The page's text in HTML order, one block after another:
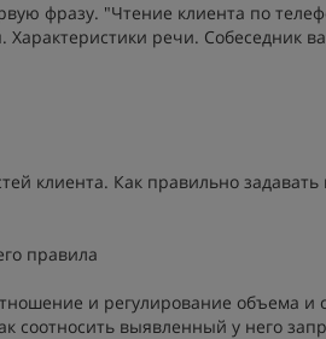
фразу. "Чтение клиента по
речи. Собеседник
клиента. Как правильно
правила
и регулирование объема и
соотносить выявленный у него